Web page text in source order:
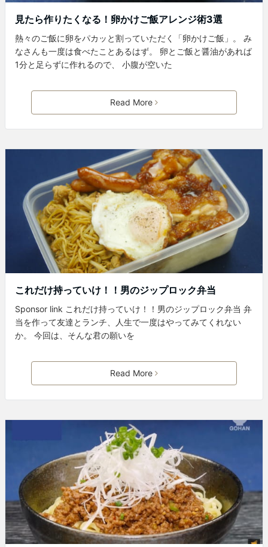
見たら作りたくなる！卵かけご飯アレンジ術3選
熱々のご飯に卵をパカッと割っていただく「卵かけご飯」。 み
なさんも一度は食べたことあるはず。 卵とご飯と醤油があれば
1分と足らずに作れるので、 小腹が空いた
Read More
これだけ持っていけ！！男のジップロック弁当
Sponsor link これだけ持っていけ！！男のジップロック弁当 弁
当を作って友達とランチ、人生で一度はやってみてくれない
か。 今回は、そんな君の願いを
Read More